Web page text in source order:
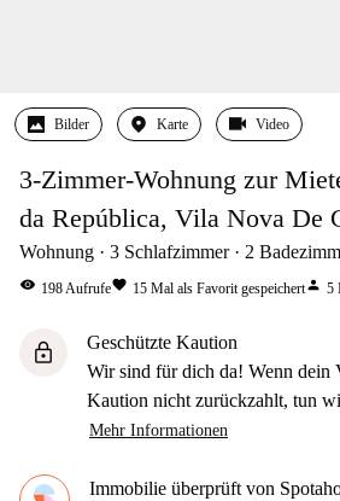
Bilder Karte Video
3-Zimmer-Wohnung zur
da República, Vila Nova De
Wohnung 3 Schlafzimmer 2
visibility 198Aufrufefavorite 15 Mal als Favorit gespeichertperson 5
lock
Geschützte Kaution
Wir sind für dich da! Wenn dein
Kaution nicht zurückzahlt, tun
Mehr Informationen
Immobilie überprüft von